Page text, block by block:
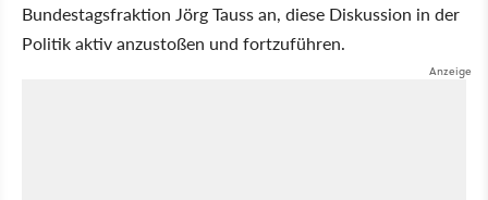
Bundestagsfraktion Jörg Tauss an, diese Diskussion in der
Politik aktiv anzustoßen und fortzuführen.